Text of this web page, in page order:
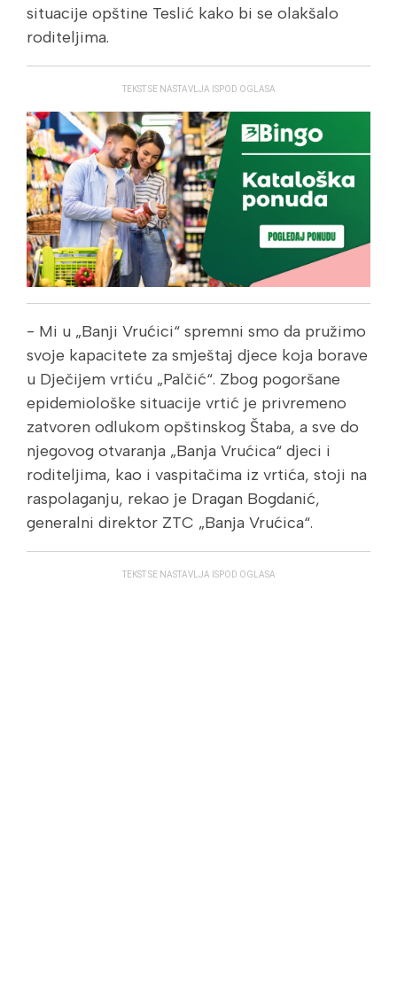
situacije opštine Teslić kako bi se olakšalo
roditeljima.
TEKST SE NASTAVLJA ISPOD OGLASA
- Mi u „Banji Vrućici“ spremni smo da pružimo
svoje kapacitete za smještaj djece koja borave
u Dječijem vrtiću „Palčić“. Zbog pogoršane
epidemiološke situacije vrtić je privremeno
zatvoren odlukom opštinskog Štaba, a sve do
njegovog otvaranja „Banja Vrućica“ djeci i
roditeljima, kao i vaspitačima iz vrtića, stoji na
raspolaganju, rekao je Dragan Bogdanić,
generalni direktor ZTC „Banja Vrućica“.
TEKST SE NASTAVLJA ISPOD OGLASA